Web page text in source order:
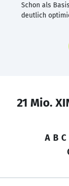
Schon als
deutlich
21 Mio.
A B C